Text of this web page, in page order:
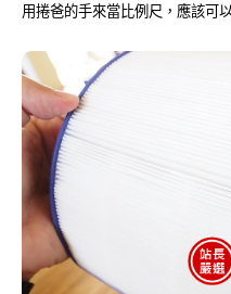
用捲爸的手來當比例尺，應該可